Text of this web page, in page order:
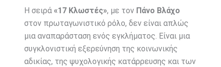
Η σειρά «17 Κλωστές», με τον Πάνο Βλάχο
στον πρωταγωνιστικό ρόλο, δεν είναι απλώς
μια αναπαράσταση ενός εγκλήματος. Είναι μια
συγκλονιστική εξερεύνηση της κοινωνικής
αδικίας, της ψυχολογικής κατάρρευσης και των